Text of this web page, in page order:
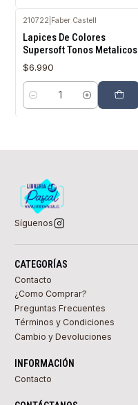
210722 Faber Castell
Lapices De Colores
Supersoft Tonos Metalicos
$6.990
Cantidad
Síguenos
CATEGORÍAS
Contacto
¿Como Comprar?
Preguntas Frecuentes
Términos y Condiciones
Cambio y Devoluciones
INFORMACIÓN
Contacto